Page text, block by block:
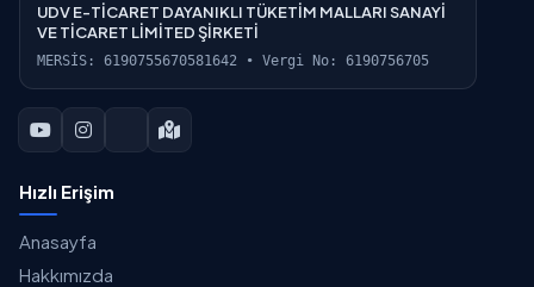
UDV E-TİCARET DAYANIKLI TÜKETİM MALLARI SANAYİ
VE TİCARET LİMİTED ŞİRKETİ
MERSİS: 6190755670581642 • Vergi No: 6190756705
Hızlı Erişim
Anasayfa
Hakkımızda